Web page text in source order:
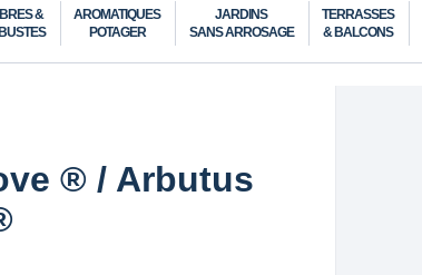
&
AROMATIQUES
POTAGER
JARDINS
SANS ARROSAGE
TERRASSES
& BALCONS
® / Arbutus